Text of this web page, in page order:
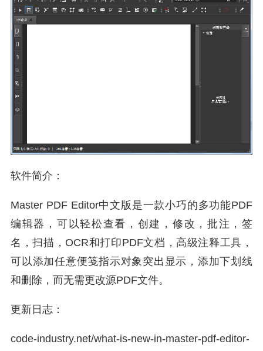
软件简介：
Master PDF Editor中文版是一款小巧的多功能PDF
编辑器，可以轻松查看，创建，修改，批注，签
名，扫描，OCR和打印PDF文档，高级注释工具，
可以添加任意便笺指示对象突出显示，添加下划线
和删除，而无需更改源PDF文件。
更新日志：
code-industry.net/what-is-new-in-master-pdf-editor-